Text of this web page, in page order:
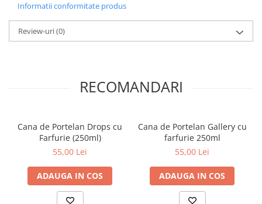
Informatii conformitate produs
Review-uri(0)
RECOMANDARI
Cana de Portelan Drops cu
Farfurie (250ml)
55,00 Lei
ADAUGA IN COS
Cana de Portelan Gallery cu
farfurie 250ml
55,00 Lei
ADAUGA IN COS